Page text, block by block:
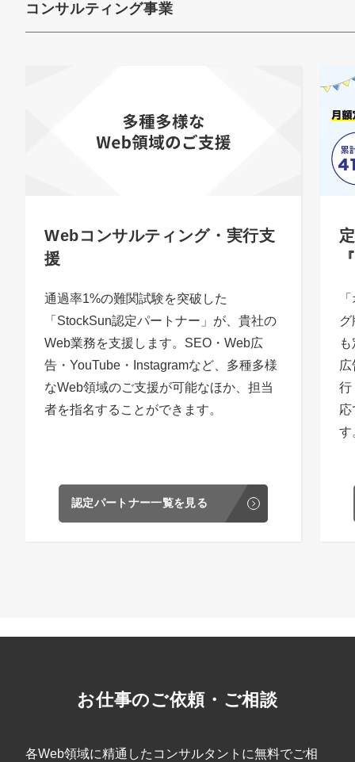
コンサルティング事業
Webコンサルティング・実行支
援
通過率1%の難関試験を突破した
「StockSun認定パートナー」が、貴社の
Web業務を支援します。SEO・Web広
告・YouTube・Instagramなど、多種多様
なWeb領域のご支援が可能なほか、担当
者を指名することができます。
認定パートナー一覧を見る
グ
行
応
す
お仕事のご依頼・ご相談
各Web領域に精通したコンサルタントに無料でご相